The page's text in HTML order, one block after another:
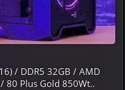
/ DDR5 32GB / AMD
/ 80 Plus Gold 850Wt..